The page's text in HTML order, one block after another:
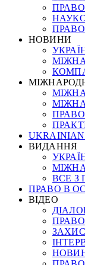
НОВИНИ
ВИДАННЯ
ВСЕ З
ПРАВО В
ВІДЕО